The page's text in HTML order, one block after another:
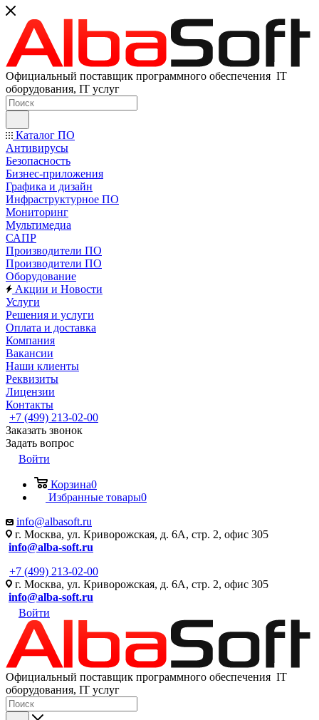
Официальный поставщик программного обеспечения IT
оборудования, IT услуг
Каталог ПО
Антивирусы
Безопасность
Бизнес-приложения
Графика и дизайн
Инфраструктурное ПО
Мониторинг
Мультимедиа
САПР
Производители ПО
Производители ПО
Оборудование
Акции и Новости
Услуги
Решения и услуги
Оплата и доставка
Компания
Вакансии
Наши клиенты
Реквизиты
Лицензии
Контакты
+7 (499) 213-02-00
Заказать звонок
Задать вопрос
Войти
Корзина0
Избранные товары0
info@albasoft.ru
г. Москва, ул. Криворожская, д. 6А, стр. 2, офис 305
info@alba-soft.ru
+7 (499) 213-02-00
г. Москва, ул. Криворожская, д. 6А, стр. 2, офис 305
info@alba-soft.ru
Войти
Официальный поставщик программного обеспечения IT
оборудования, IT услуг